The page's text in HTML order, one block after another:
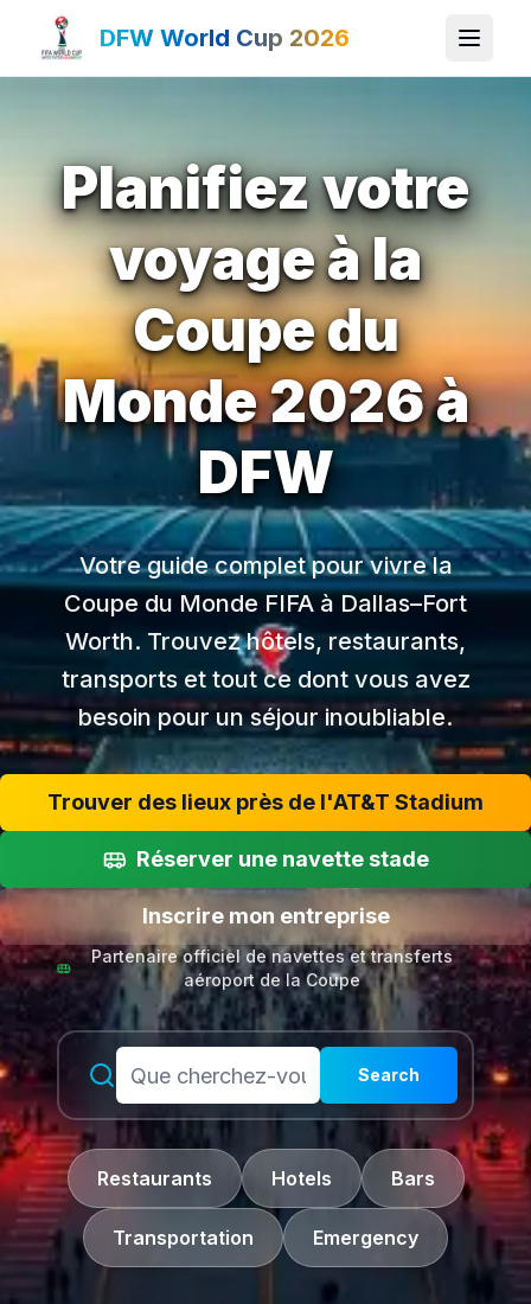
DFW World Cup 2026
Planifiez votre
voyage à la
Coupe du
Monde 2026 à
DFW
Votre guide complet pour vivre la
Coupe du Monde FIFA à Dallas–Fort
Worth. Trouvez hôtels, restaurants,
transports et tout ce dont vous avez
besoin pour un séjour inoubliable.
Trouver des lieux près de l'AT&T Stadium
Réserver une navette stade
Inscrire mon entreprise
Partenaire officiel de navettes et transferts
aéroport de la Coupe
Search
Restaurants Hotels Bars
Transportation Emergency